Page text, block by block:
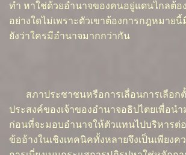
ทำ หาใช่ด้วยอำนาจของคนอยู่แดนไกลต้อ
อย่างใดไม่เพราะตัวเขาต้องการกฎหมาย
ยังว่าใครมีอำนาจมากกว่ากัน
สภาประชาชนหรือการเลื่อนการเลือกตั้
ประสงค์ของเจ้าของอำนาจอธิปไตยเพื่อนำ
ก่อนที่จะมอบอำนาจให้ตัวแทนไปบริหารต่
ข้ออ้างในเชิงเทคนิคทั้งหลายจึงเป็นเพียงค